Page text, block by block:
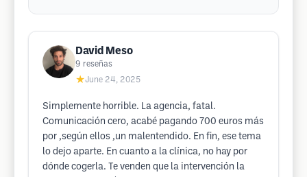
David Meso
9 reseñas
★June 24, 2025
Simplemente horrible. La agencia, fatal.
Comunicación cero, acabé pagando 700 euros más
por ,según ellos ,un malentendido. En fin, ese tema
lo dejo aparte. En cuanto a la clínica, no hay por
dónde cogerla. Te venden que la intervención la